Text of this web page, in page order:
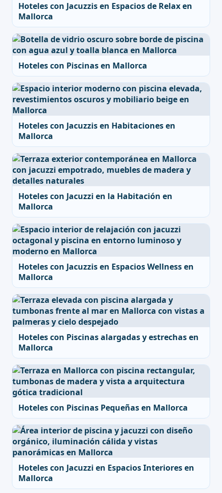
Hoteles con Jacuzzis en Espacios de Relax en
Mallorca
Hoteles con Piscinas en Mallorca
Hoteles con Jacuzzis en Habitaciones en
Mallorca
Hoteles con Jacuzzi en la Habitación en
Mallorca
Hoteles con Jacuzzis en Espacios Wellness en
Mallorca
Hoteles con Piscinas alargadas y estrechas en
Mallorca
Hoteles con Piscinas Pequeñas en Mallorca
Hoteles con Jacuzzi en Espacios Interiores en
Mallorca